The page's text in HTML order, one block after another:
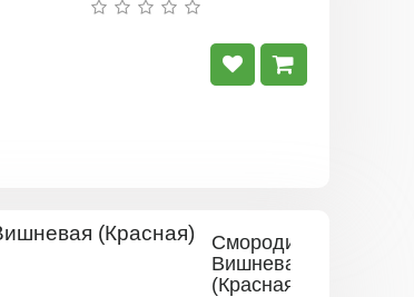
Смородина
Вишневая
(Красная)